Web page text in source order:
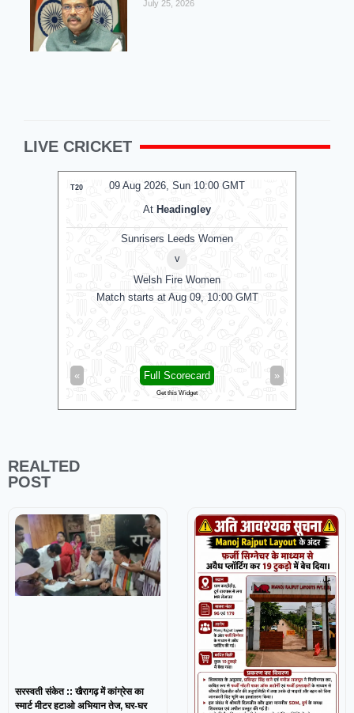
July 25, 2026
LIVE CRICKET
09 Aug 2026, Sun 10:00 GMT
ODI
AtCounty Ground
Derbyshire
v
Middlesex
Match starts at Aug 09, 10:00 GMT
« »
Full Scorecard
Get this Widget
REALTED
POST
सरस्वती संकेत :: खैरागढ़ में कांग्रेस का
स्मार्ट मीटर हटाओ अभियान तेज, घर-घर